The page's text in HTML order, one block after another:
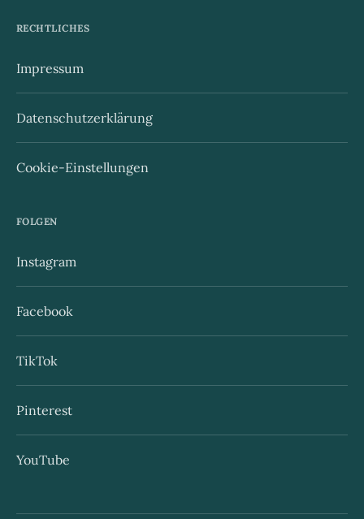
FOLGEN
Instagram
Facebook
TikTok
Pinterest
YouTube
RECHTLICHES
Impressum
Datenschutzerklärung
Cookie-Einstellungen